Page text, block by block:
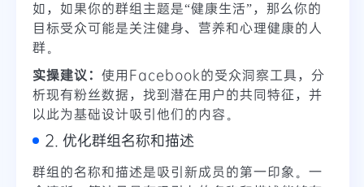
如，如果你的群组主题是“健康生活”，那么你的
目标受众可能是关注健身、营养和心理健康的人
群。
实操建议： 使用Facebook的受众洞察工具，分
析现有粉丝数据，找到潜在用户的共同特征，并
以此为基础设计吸引他们的内容。
2. 优化群组名称和描述
群组的名称和描述是吸引新成员的第一印象。一